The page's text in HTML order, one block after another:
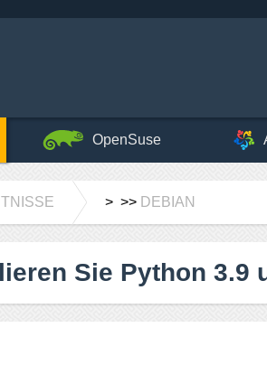
OpenSuse
> >> DEBIAN
Sie Python 3.9